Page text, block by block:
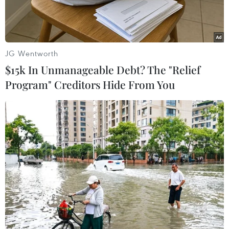
trong đời.
Tín đồ Hồi giáo thực hiện nghi lễ ném đá vào quỷ dữ tại bức
tường lớn Jamarat ở Mina của Saudi Arabia, ngày 10/8. (Ảnh:
AFP/TTXVN)
Ngày 11/8, người Hồi giáo từ khắp nơi trên thế
JG Wentworth
$15k In Unmanageable Debt? The "Relief
Program" Creditors Hide From You